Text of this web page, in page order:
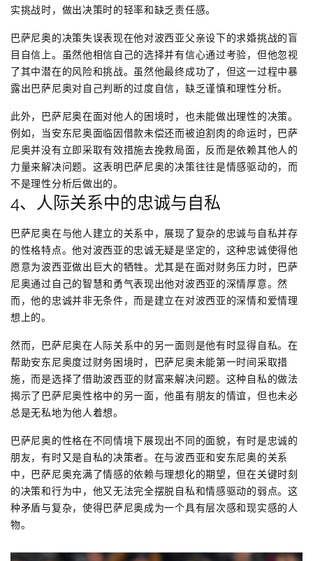
实挑战时，做出决策时的轻率和缺乏责任感。
巴萨尼奥的决策失误表现在他对波西亚父亲设下的求婚挑战的盲
目自信上。虽然他相信自己的选择并有信心通过考验，但他忽视
了其中潜在的风险和挑战。虽然他最终成功了，但这一过程中暴
露出巴萨尼奥对自己判断的过度自信，缺乏谨慎和理性分析。
此外，巴萨尼奥在面对他人的困境时，也未能做出理性的决策。
例如，当安东尼奥面临因借款未偿还而被迫割肉的命运时，巴萨
尼奥并没有立即采取有效措施去挽救局面，反而是依赖其他人的
力量来解决问题。这表明巴萨尼奥的决策往往是情感驱动的，而
不是理性分析后做出的。
4、人际关系中的忠诚与自私
巴萨尼奥在与他人建立的关系中，展现了复杂的忠诚与自私并存
的性格特点。他对波西亚的忠诚无疑是坚定的，这种忠诚使得他
愿意为波西亚做出巨大的牺牲。尤其是在面对财务压力时，巴萨
尼奥通过自己的智慧和勇气表现出他对波西亚的深情厚意。然
而，他的忠诚并非无条件，而是建立在对波西亚的深情和爱情理
想上的。
然而，巴萨尼奥在人际关系中的另一面则是他有时显得自私。在
帮助安东尼奥度过财务困境时，巴萨尼奥未能第一时间采取措
施，而是选择了借助波西亚的财富来解决问题。这种自私的做法
揭示了巴萨尼奥性格中的另一面，他虽有朋友的情谊，但也未必
总是无私地为他人着想。
巴萨尼奥的性格在不同情境下展现出不同的面貌，有时是忠诚的
朋友，有时又是自私的决策者。在与波西亚和安东尼奥的关系
中，巴萨尼奥充满了情感的依赖与理想化的期望，但在关键时刻
的决策和行为中，他又无法完全摆脱自私和情感驱动的弱点。这
种矛盾与复杂，使得巴萨尼奥成为一个具有层次感和现实感的人
物。